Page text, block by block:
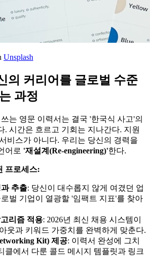
Unsplash
의 커리어를 글로벌 수준
과정
는 영문 이력서는 결국 '한국식 사고'의
. 시간은 흐르고 기회는 지나간다. 지원
비스가 아니다. 우리는 당신의 경력을
어로 '재설계(Re-engineering)'​한다.
프로세스:
추출: 당신이 대수롭지 않게 여겼던 업
벌 기업이 열광할 '임팩트 지표'를 찾아
리즘 적용: 2026년 최신 채용 시스템이
웃과 키워드 가중치를 완벽하게 맞춘다.
Kit) 제공: 이력서 완성에 그치
클에서 다룬 콜드 메시지 템플릿과 링크